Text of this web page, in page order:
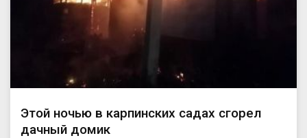
Этой ночью в карпинских садах сгорел
дачный домик